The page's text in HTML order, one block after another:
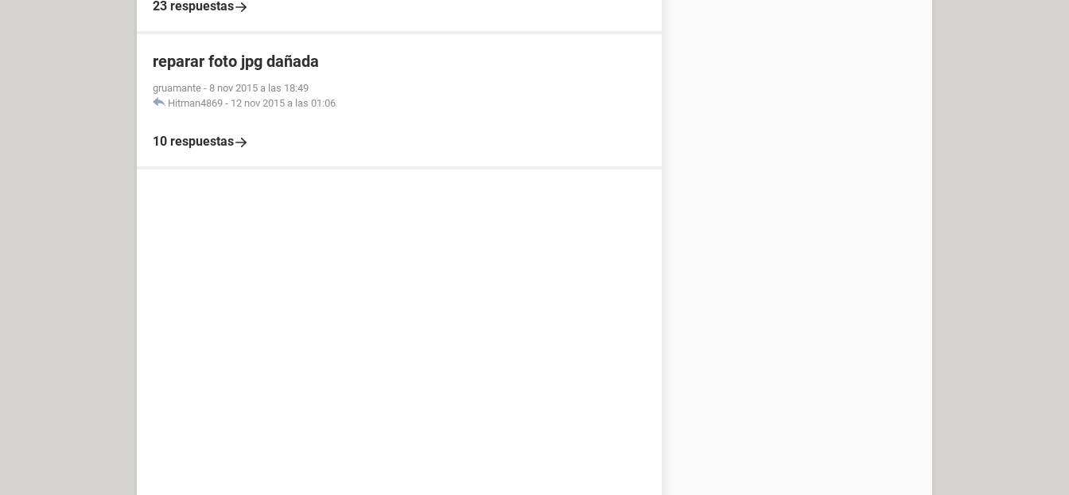
23 respuestas
reparar foto jpg dañada
gruamante - 8 nov 2015 a las 18:49
Hitman4869 - 12 nov 2015 a las 01:06
10 respuestas